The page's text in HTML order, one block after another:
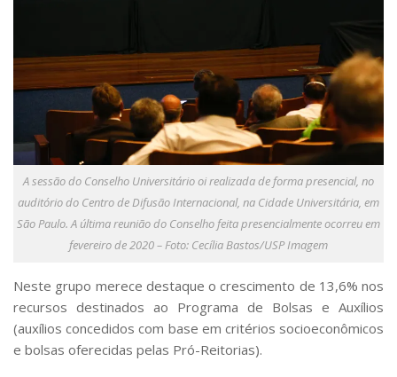
A sessão do Conselho Universitário oi realizada de forma presencial, no
auditório do Centro de Difusão Internacional, na Cidade Universitária, em
São Paulo. A última reunião do Conselho feita presencialmente ocorreu em
fevereiro de 2020 – Foto: Cecília Bastos/USP Imagem
Neste grupo merece destaque o crescimento de 13,6% nos
recursos destinados ao Programa de Bolsas e Auxílios
(auxílios concedidos com base em critérios socioeconômicos
e bolsas oferecidas pelas Pró-Reitorias).